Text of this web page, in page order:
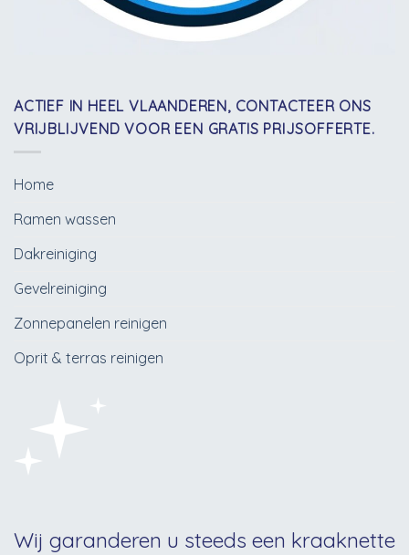
ACTIEF IN HEEL VLAANDEREN, CONTACTEER ONS
VRIJBLIJVEND VOOR EEN GRATIS PRIJSOFFERTE.
Home
Ramen wassen
Dakreiniging
Gevelreiniging
Zonnepanelen reinigen
Oprit & terras reinigen
Wij garanderen u steeds een kraaknette